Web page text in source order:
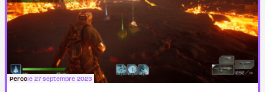
Percole 27 septembre 2023